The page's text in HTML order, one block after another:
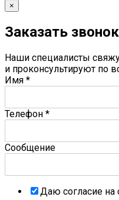
×
Заказать звонок
Наши специалисты
и проконсультируют по
Имя *
Телефон *
Сообщение
Даю согласие на